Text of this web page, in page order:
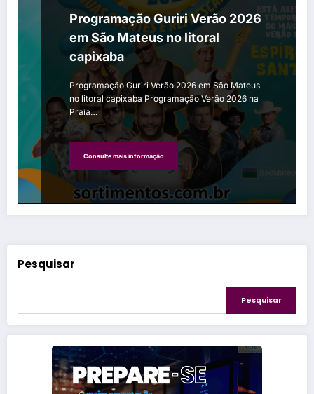
Programação Guriri Verão 2026
em São Mateus no litoral
capixaba
Programação Guriri Verão 2026 em São Mateus
no litoral capixaba Programação Verão 2026 na
Praia…
Consulte mais informação
Pesquisar
Pesquisar